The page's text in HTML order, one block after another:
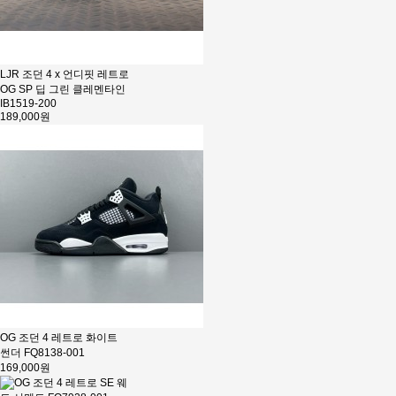
LJR 조던 4 x 언디핏 레트로
OG SP 딥 그린 클레멘타인
IB1519-200
189,000원
OG 조던 4 레트로 화이트
썬더 FQ8138-001
169,000원